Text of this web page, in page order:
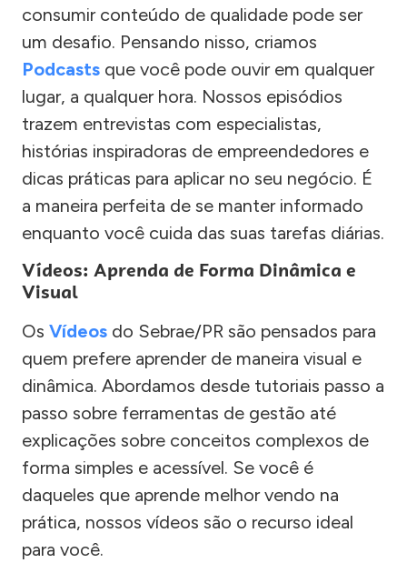
consumir conteúdo de qualidade pode ser
um desafio. Pensando nisso, criamos
Podcasts que você pode ouvir em qualquer
lugar, a qualquer hora. Nossos episódios
trazem entrevistas com especialistas,
histórias inspiradoras de empreendedores e
dicas práticas para aplicar no seu negócio. É
a maneira perfeita de se manter informado
enquanto você cuida das suas tarefas diárias.
Vídeos: Aprenda de Forma Dinâmica e
Visual
Os Vídeos do Sebrae/PR são pensados para
quem prefere aprender de maneira visual e
dinâmica. Abordamos desde tutoriais passo a
passo sobre ferramentas de gestão até
explicações sobre conceitos complexos de
forma simples e acessível. Se você é
daqueles que aprende melhor vendo na
prática, nossos vídeos são o recurso ideal
para você.